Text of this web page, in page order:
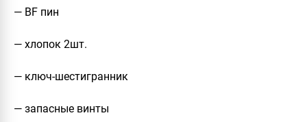
— BF пин
— хлопок 2шт.
— ключ-шестигранник
— запасные винты